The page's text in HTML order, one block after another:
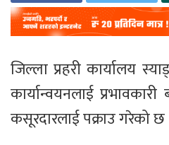
जिल्ला प्रहरी कार्यालय
कार्यान्वयनलाई
कसूरदारलाई पक्राउ गरेको छ